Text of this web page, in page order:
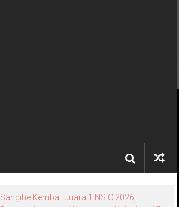
Sangihe Kembali Juara 1 NSIC 2026,